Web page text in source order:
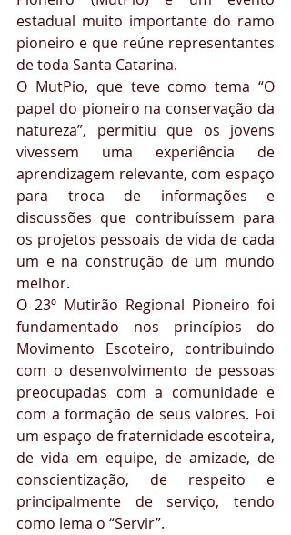
estadual muito importante do ramo
pioneiro e que reúne representantes
de toda Santa Catarina.
O MutPio, que teve como tema “O
papel do pioneiro na conservação da
natureza”, permitiu que os jovens
vivessem uma experiência de
aprendizagem relevante, com espaço
para troca de informações e
discussões que contribuíssem para
os projetos pessoais de vida de cada
um e na construção de um mundo
melhor.
O 23º Mutirão Regional Pioneiro foi
fundamentado nos princípios do
Movimento Escoteiro, contribuindo
com o desenvolvimento de pessoas
preocupadas com a comunidade e
com a formação de seus valores. Foi
um espaço de fraternidade escoteira,
de vida em equipe, de amizade, de
conscientização, de respeito e
principalmente de serviço, tendo
como lema o “Servir”.